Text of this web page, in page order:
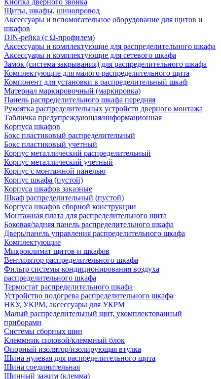
Кнопка дверного звонка
Щиты, шкафы, шинопровод
Аксессуары и вспомогательное оборудование для щитов и
шкафов
DIN-рейка (с Ω-профилем)
Аксессуары и комплектующие для распределительного шкафа
Аксессуары и комплектующие для сетевого шкафа
Замок (система закрывания) для распределительного шкафа
Комплектующие для малого распределительного щита
Компонент для установки в распределительный шкаф
Материал маркировочный (маркировка)
Панель распределительного шкафа передняя
Рукоятка распределительных устройств дверного монтажа
Табличка предупреждающая/информационная
Корпуса шкафов
Бокс пластиковый распределительный
Бокс пластиковый учетный
Корпус металлический распределительный
Корпус металлический учетный
Корпус с монтажной панелью
Корпус шкафа (пустой)
Корпуса шкафов заказные
Шкаф распределительный (пустой)
Корпуса шкафов сборной конструкции
Монтажная плата для распределительного щита
Боковая/задняя панель распределительного шкафа
Дверь/панель управления распределительного шкафа
Комплектующие
Микроклимат щитов и шкафов
Вентилятор распределительного шкафа
Фильтр системы кондиционирования воздуха
распределительного шкафа
Термостат распределительного шкафа
Устройство подогрева распределительного шкафа
НКУ, УКРМ, аксессуары для УКРМ
Малый распределительный щит, укомплектованный
приборами
Системы сборных шин
Клеммник силовой/клеммный блок
Опорный изолятор/изолирующая втулка
Шина нулевая для распределительного щита
Шина соединительная
Шинный зажим (клемма)